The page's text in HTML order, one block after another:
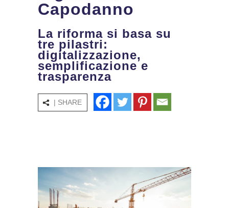
Capodanno
La riforma si basa su
tre pilastri:
digitalizzazione,
semplificazione e
trasparenza
| SHARE